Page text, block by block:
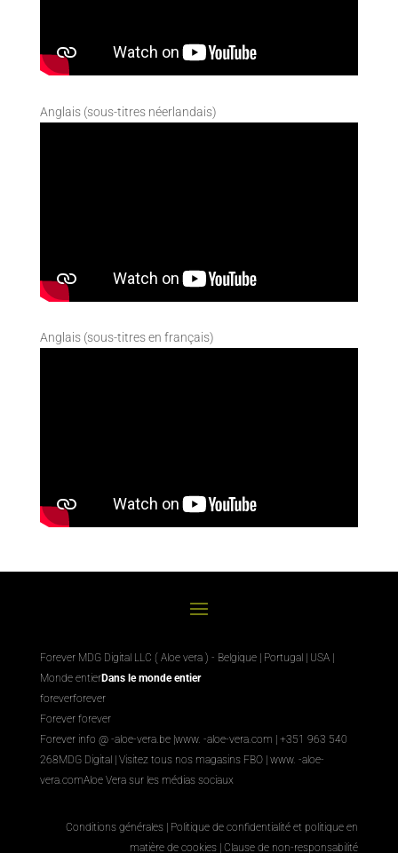
Anglais (sous-titres néerlandais)
Anglais (sous-titres en français)
Forever MDG Digital LLC ( Aloe vera ) - Belgique | Portugal | USA |
Monde entierDans le monde entier
foreverforever
Forever forever
Forever info @ -aloe-vera.be | www. -aloe-vera.com | +351 963 540
268MDG Digital Visitez tous nos magasins FBO| www. -aloe-
vera.comAloe Vera sur les médias sociaux
Conditions générales
Politique de confidentialité et politique en
matière de cookies |Clause de non-responsabilité